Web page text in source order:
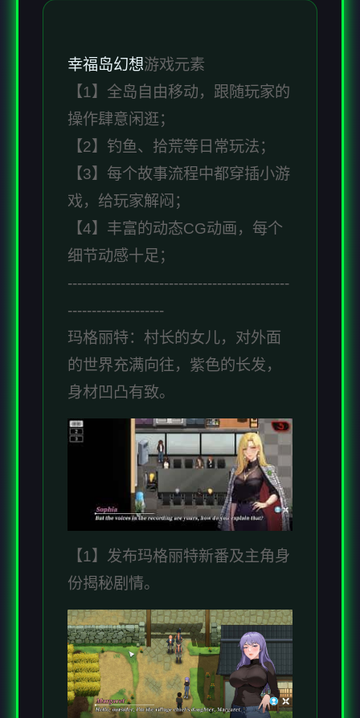
幸福岛幻想游戏元素
【1】全岛自由移动，跟随玩家的
操作肆意闲逛；
【2】钓鱼、拾荒等日常玩法；
【3】每个故事流程中都穿插小游
戏，给玩家解闷；
【4】丰富的动态CG动画，每个
细节动感十足；
----------------------------------------------
--------------------
玛格丽特：村长的女儿，对外面
的世界充满向往，紫色的长发，
身材凹凸有致。
【1】发布玛格丽特新番及主角身
份揭秘剧情。